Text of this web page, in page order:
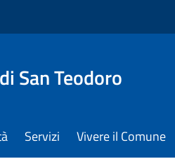
San Teodoro
Servizi Vivere il Comune